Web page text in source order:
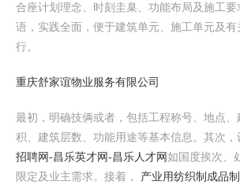
合座计划理念、时刻圭臬、功能布局及施工
语，实践全面，便于建筑单元、施工单元及
行。
重庆舒家谊物业服务有限公司
最初，明确技俩或者，包括工程称号、地点
积、建筑层数、功能用途等基本信息。其次，
招聘网-昌乐英才网-昌乐人才网如国度挨次、
限定及业主需求。接着， 产业用纺织制成品